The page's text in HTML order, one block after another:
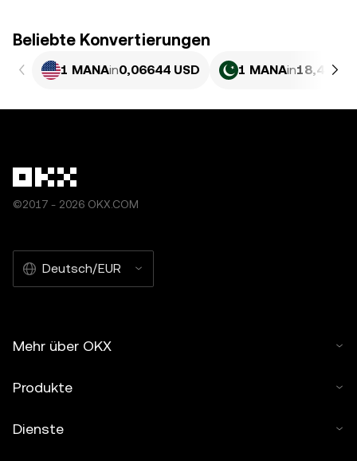
Beliebte Konvertierungen
1 MANAin0,06644 USD 1 MANAin18,45
©2017 - 2026 OKX.COM
Deutsch/EUR
Mehr über OKX
Produkte
Dienste